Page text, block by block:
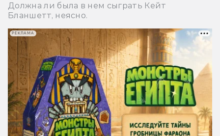
Должна ли была в нем сыграть Кейт
Бланшетт, неясно.
РЕКЛАМА